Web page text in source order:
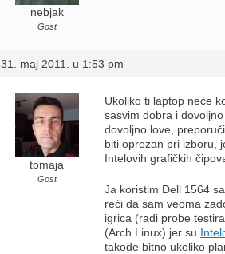
nebjak
Gost
31. maj 2011. u 1:53 pm
tomaja
Gost
Ukoliko ti laptop neće
sasvim dobra i
dovoljno love,
biti oprezan pri izboru,
Intelovih grafičkih
Ja koristim Dell 1564
reći da sam veoma
igrica (radi probe
(Arch Linux) jer su
takođe bitno ukoliko